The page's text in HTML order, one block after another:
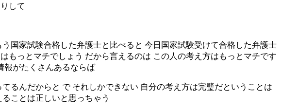
して
国家試験合格した弁護士と比べると 今日国家試験受けて合格した弁護士
もっとマチでしょう だから言えるのは この人の考え方はもっとマチです
報がたくさんあるならば
るんだからと で それしかできない 自分の考え方は完璧だということは
ことは正しいと思っちゃう